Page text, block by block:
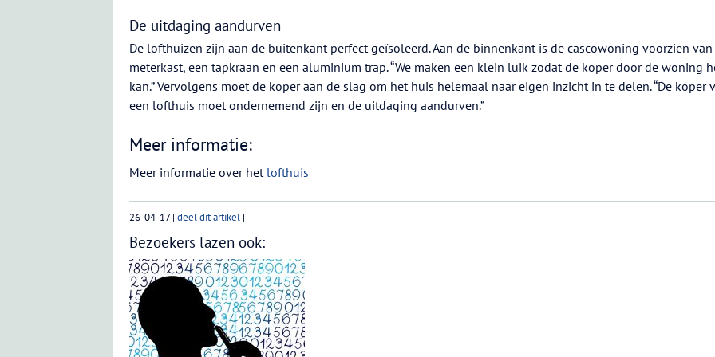
De uitdaging aandurven
De lofthuizen zijn aan de buitenkant perfect geïsoleerd. Aan de binnenkant is de cascowoning voorzien van
meterkast, een tapkraan en een aluminium trap. “We maken een klein luik zodat de koper door de woning
kan.” Vervolgens moet de koper aan de slag om het huis helemaal naar eigen inzicht in te delen. “De koper
een lofthuis moet ondernemend zijn en de uitdaging aandurven.”
Meer informatie:
Meer informatie over het lofthuis
26-04-17| deel dit artikel |
Bezoekers lazen ook: